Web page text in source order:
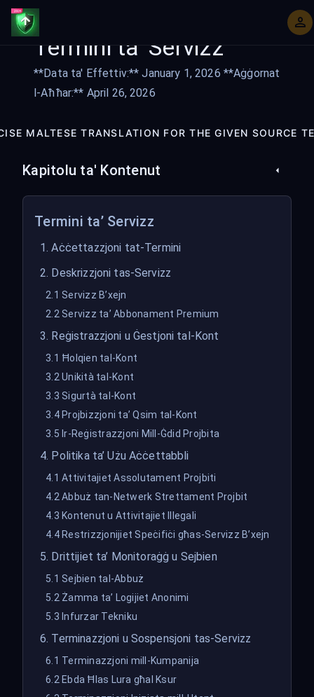
Termini ta' Servizz
**Data ta' Effettiv:** January 1, 2026 **Aġġornat
l-Aħħar:** April 26, 2026
MALTESE TRANSLATION FOR THE GIVEN SOURCE
Kapitolu ta' Kontenut
Termini ta’ Servizz
1. Aċċettazzjoni tat-Termini
2. Deskrizzjoni tas-Servizz
2.1 Servizz B’xejn
2.2 Servizz ta’ Abbonament Premium
3. Reġistrazzjoni u Ġestjoni tal-Kont
3.1 Ħolqien tal-Kont
3.2 Unikità tal-Kont
3.3 Sigurtà tal-Kont
3.4 Projbizzjoni ta’ Qsim tal-Kont
3.5 Ir-Reġistrazzjoni Mill-Ġdid Projbita
4. Politika ta’ Użu Aċċettabbli
4.1 Attivitajiet Assolutament Projbiti
4.2 Abbuż tan-Netwerk Strettament Projbit
4.3 Kontenut u Attivitajiet Illegali
4.4 Restrizzjonijiet Speċifiċi għas-Servizz B’xejn
5. Drittijiet ta’ Monitoraġġ u Sejbien
5.1 Sejbien tal-Abbuż
5.2 Żamma ta’ Logijiet Anonimi
5.3 Infurzar Tekniku
6. Terminazzjoni u Sospensjoni tas-Servizz
6.1 Terminazzjoni mill-Kumpanija
6.2 Ebda Ħlas Lura għal Ksur